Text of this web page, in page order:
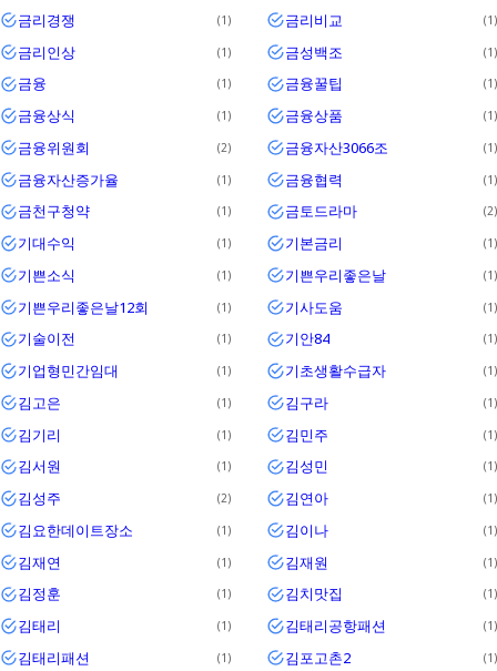
금리경쟁 1 금리비교 1
금리인상 1 금성백조 1
금융 1 금융꿀팁 1
금융상식 1 금융상품 1
금융위원회 2 금융자산3066조 1
금융자산증가율 1 금융협력 1
금천구청약 1 금토드라마 2
기대수익 1 기본금리 1
기쁜소식 1 기쁜우리좋은날 1
기쁜우리좋은날12회 1 기사도움 1
기술이전 1 기안84 1
기업형민간임대 1 기초생활수급자 1
김고은 1 김구라 1
김기리 1 김민주 1
김서원 1 김성민 1
김성주 2 김연아 1
김요한데이트장소 1 김이나 1
김재연 1 김재원 1
김정훈 1 김치맛집 1
김태리 1 김태리공항패션 1
김태리패션 1 김포고촌2 1